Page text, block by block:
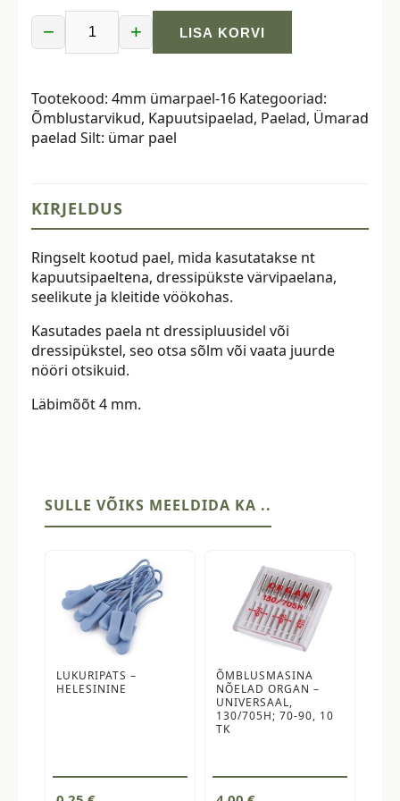
−
Ümarpael,
mm,
pakis
5
kogus
+ LISA KORVI
Tootekood: 4mm ümarpael-16 Kategooriad:
Õmblustarvikud, Kapuutsipaelad, Paelad, Ümarad
paelad Silt: ümar pael
KIRJELDUS
Ringselt kootud pael, mida kasutatakse nt
kapuutsipaeltena, dressipükste värvipaelana,
seelikute ja kleitide vöökohas.
Kasutades paela nt dressipluusidel või
dressipükstel, seo otsa sõlm või vaata juurde
nööri otsikuid.
Läbimõõt 4 mm.
SULLE VÕIKS MEELDIDA KA ..
LUKURIPATS –
HELESININE
ÕMBLUSMASINA
NÕELAD ORGAN –
UNIVERSAAL,
130/705H; 70-90, 10
TK